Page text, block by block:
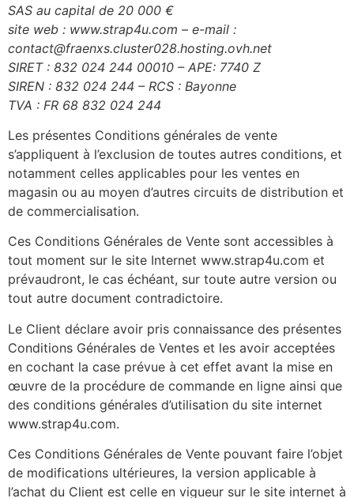
SAS au capital de 20 000 €
site web : www.strap4u.com – e-mail :
contact@fraenxs.cluster028.hosting.ovh.net
SIRET : 832 024 244 00010 – APE: 7740 Z
SIREN : 832 024 244 – RCS : Bayonne
TVA : FR 68 832 024 244
Les présentes Conditions générales de vente
s’appliquent à l’exclusion de toutes autres conditions, et
notamment celles applicables pour les ventes en
magasin ou au moyen d’autres circuits de distribution et
de commercialisation.
Ces Conditions Générales de Vente sont accessibles à
tout moment sur le site Internet www.strap4u.com et
prévaudront, le cas échéant, sur toute autre version ou
tout autre document contradictoire.
Le Client déclare avoir pris connaissance des présentes
Conditions Générales de Ventes et les avoir acceptées
en cochant la case prévue à cet effet avant la mise en
œuvre de la procédure de commande en ligne ainsi que
des conditions générales d’utilisation du site internet
www.strap4u.com.
Ces Conditions Générales de Vente pouvant faire l’objet
de modifications ultérieures, la version applicable à
l’achat du Client est celle en vigueur sur le site internet à